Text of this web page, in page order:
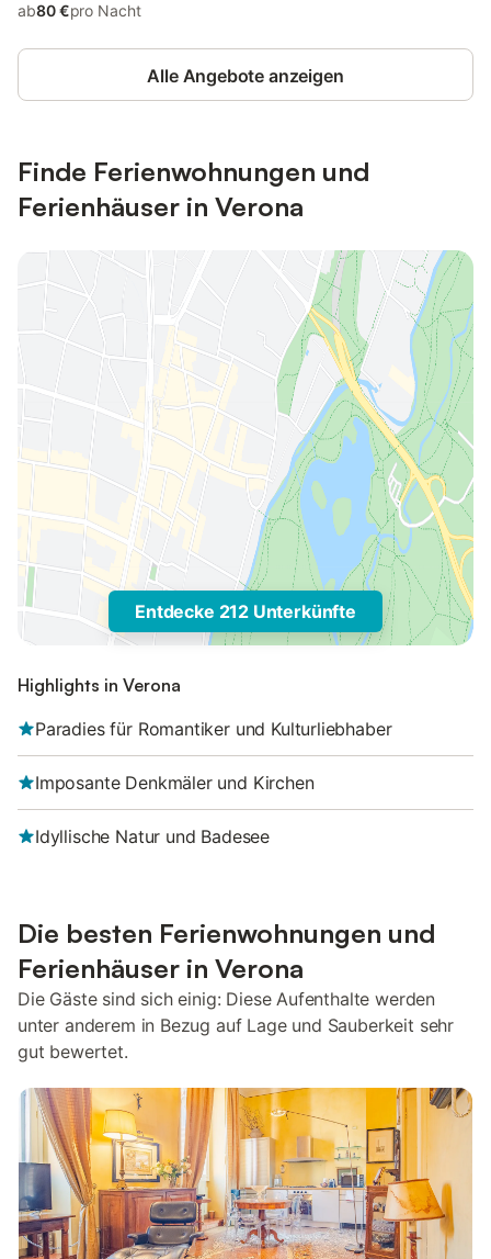
ab80 €pro Nacht
Alle Angebote anzeigen
Finde Ferienwohnungen und
Ferienhäuser in Verona
Entdecke 212 Unterkünfte
Highlights in Verona
Paradies für Romantiker und Kulturliebhaber
Imposante Denkmäler und Kirchen
Idyllische Natur und Badesee
Die besten Ferienwohnungen und
Ferienhäuser in Verona
Die Gäste sind sich einig: Diese Aufenthalte werden
unter anderem in Bezug auf Lage und Sauberkeit sehr
gut bewertet.